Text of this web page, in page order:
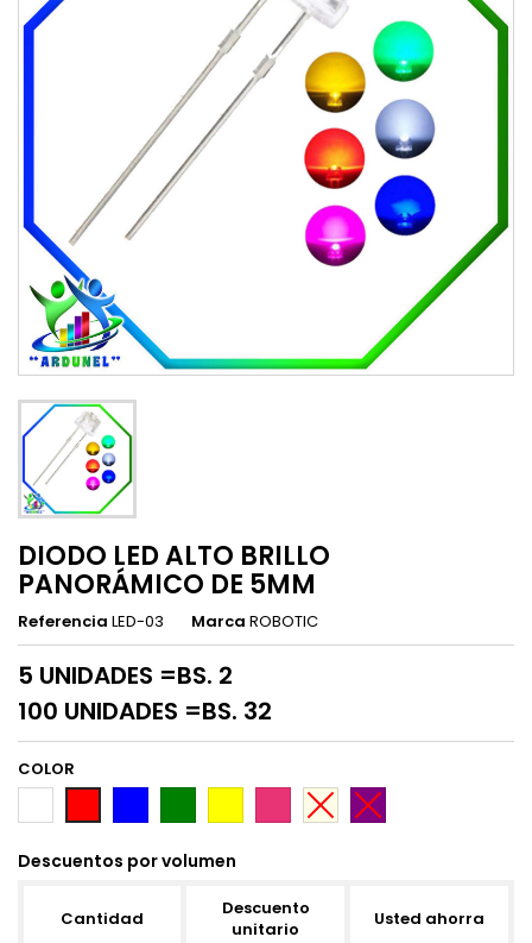
DIODO LED ALTO BRILLO
PANORÁMICO DE 5MM
Referencia LED-03 Marca ROBOTIC
5 UNIDADES =BS. 2
100 UNIDADES =BS. 32
COLOR
FUCSIABLANCO
CALIDO
PURPURA
Descuentos por volumen
Cantidad
Descuento
unitario
Usted ahorra